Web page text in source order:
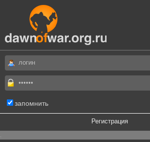
запомнить
Регистрация
.